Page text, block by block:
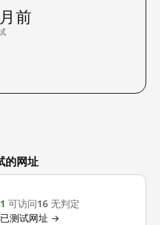
前
网址
1 可访问16 无判定
测试网址 →